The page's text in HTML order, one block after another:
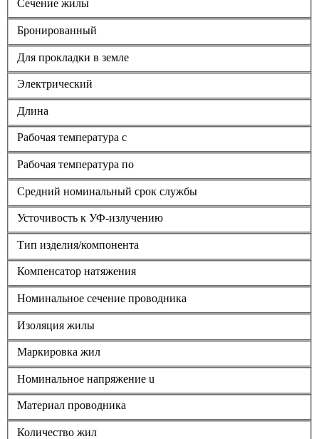
Сечение жилы
Бронированный
Для прокладки в земле
Электрический
Длина
Рабочая температура с
Рабочая температура по
Средний номинальный срок службы
Усточивость к УФ-излучению
Тип изделия/компонента
Компенсатор натяжения
Номинальное сечение проводника
Изоляция жилы
Маркировка жил
Номинальное напряжение u
Материал проводника
Количество жил